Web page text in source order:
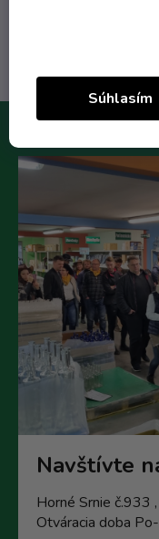
Súhlasím
Navštívte
Horné Srnie č.933
Otváracia doba